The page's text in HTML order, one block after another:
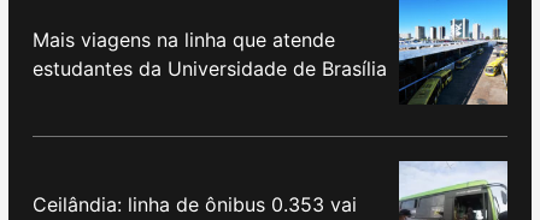
Mais viagens na linha que atende
estudantes da Universidade de Brasília
Ceilândia: linha de ônibus 0.353 vai